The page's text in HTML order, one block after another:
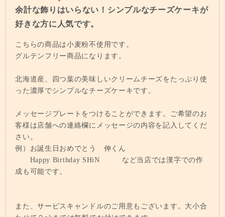
余計な飾りはいらない！シンプルなチーズケーキが
好きな方に人気です。
こちらの商品は小麦粉不使用です。
グルテンフリー商品になります。
北海道産、四つ葉の美味しいクリームチーズをたっぷり使
った濃厚でシンプルなチーズケーキです。
メッセージプレートをつけることができます。ご希望のお
客様は店舗への連絡欄にメッセージの内容を記入してくだ
さい。
例）お誕生日おめでとう 伸くん
Happy Birthday SHiN など当店では漢字での作
成も可能です。
また、サービスキャンドルのご用意もございます。大小合